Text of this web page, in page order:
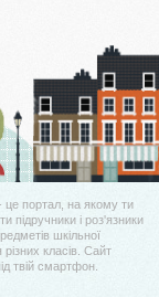
це портал, на якому ти
підручники і роз'язники
шкільної
класів. Сайт
твій смартфон.